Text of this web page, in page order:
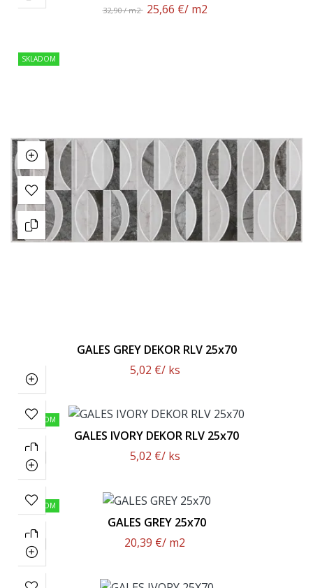
32,90 / m2 25,66 €/ m2
SKLADOM
GALES GREY DEKOR RLV 25x70
5,02 €/ ks
SKLADOM
GALES IVORY DEKOR RLV 25x70
5,02 €/ ks
SKLADOM
GALES GREY 25x70
20,39 €/ m2